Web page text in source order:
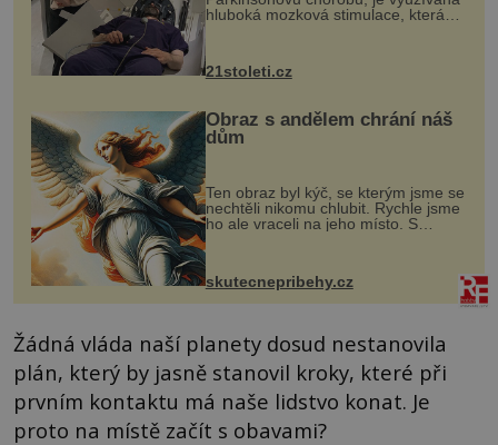
hluboká mozková stimulace, která
však vyžaduje vysoce invazivní
zákrok. Ultrazvuk zase není vhodný
k dostatečně přesnému zacílení ...
21stoleti.cz
Obraz s andělem chrání náš
dům
Ten obraz byl kýč, se kterým jsme se
nechtěli nikomu chlubit. Rychle jsme
ho ale vraceli na jeho místo. S
manželem Vaškem jsme si pořídili
chaloupku, takový domek na severu
Čech, kde jsme si naplánova...
skutecnepribehy.cz
Žádná vláda naší planety dosud nestanovila
plán, který by jasně stanovil kroky, které při
prvním kontaktu má naše lidstvo konat. Je
proto na místě začít s obavami?